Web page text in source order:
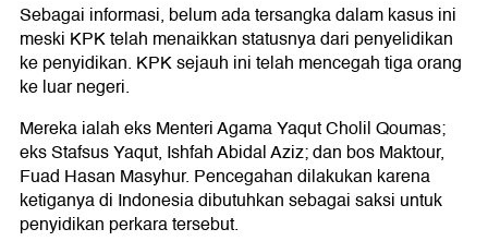
Sebagai informasi, belum ada tersangka dalam kasus ini
meski KPK telah menaikkan statusnya dari penyelidikan
ke penyidikan. KPK sejauh ini telah mencegah tiga orang
ke luar negeri.
Mereka ialah eks Menteri Agama Yaqut Cholil Qoumas;
eks Stafsus Yaqut, Ishfah Abidal Aziz; dan bos Maktour,
Fuad Hasan Masyhur. Pencegahan dilakukan karena
ketiganya di Indonesia dibutuhkan sebagai saksi untuk
penyidikan perkara tersebut.